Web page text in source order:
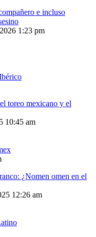
e incluso
1:23 pm
toreo mexicano y el
10:45 am
¿Nomen omen en el
12:26 am